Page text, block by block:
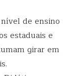
de ensino
estaduais e
girar em